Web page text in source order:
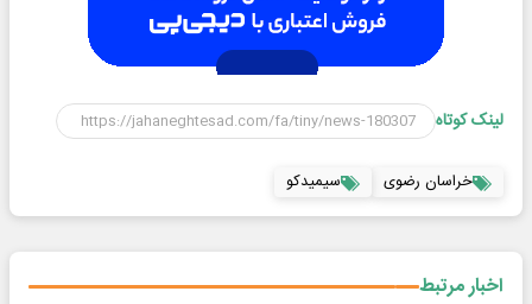
لینک کوتاه
خراسان رضوی سیمیدکو
اخبار مرتبط